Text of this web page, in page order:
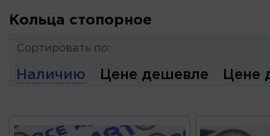
Кольца стопорное
Сортировать по:
Наличию Цене дешевле Цене